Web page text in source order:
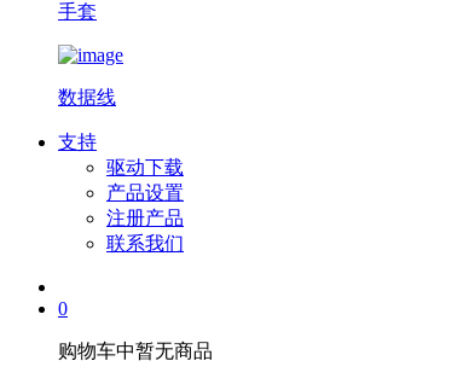
手套
数据线
支持
驱动下载
产品设置
注册产品
联系我们
0
购物车中暂无商品